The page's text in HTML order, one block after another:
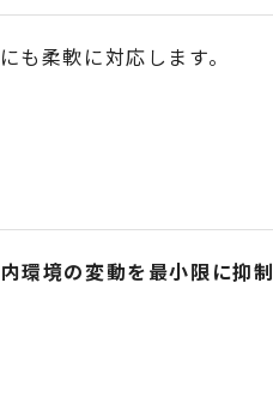
も柔軟に対応します。
環境の変動を最小限に抑制